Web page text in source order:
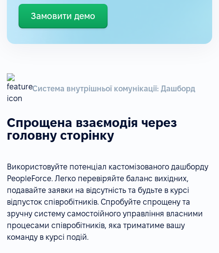
Замовити демо
Система внутрішньої комунікації: Дашборд
Спрощена взаємодія через
головну сторінку
Використовуйте потенціал кастомізованого дашборду
PeopleForce. Легко перевіряйте баланс вихідних,
подавайте заявки на відсутність та будьте в курсі
відпусток співробітників. Спробуйте спрощену та
зручну систему самостоійного управління власними
процесами співробітників, яка триматиме вашу
команду в курсі подій.